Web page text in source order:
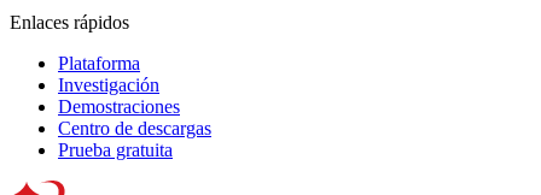
Enlaces rápidos
Plataforma
Investigación
Demostraciones
Centro de descargas
Prueba gratuita